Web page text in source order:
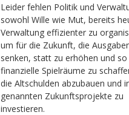
Leider fehlen Politik und
sowohl Wille wie Mut, bereits
Verwaltung effizienter zu
um für die Zukunft, die
senken, statt zu erhöhen und so
finanzielle Spielräume zu
die Altschulden abzubauen und
genannten Zukunftsprojekte zu
investieren.